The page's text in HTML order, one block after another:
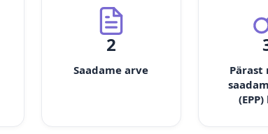
2
Saadame arve
Pärast